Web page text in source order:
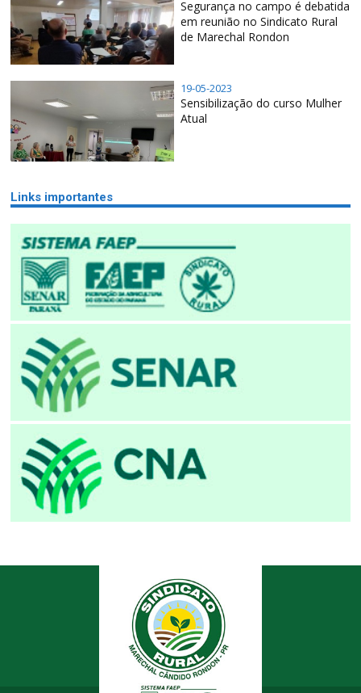
Segurança no campo é debatida
em reunião no Sindicato Rural
de Marechal Rondon
19-05-2023
Sensibilização do curso Mulher
Atual
Links importantes